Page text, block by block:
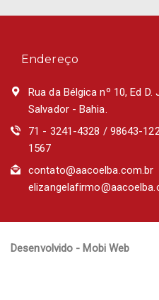
Endereço
Rua da Bélgica nº 10, Ed
Salvador - Bahia.
71 - 3241-4328 / 98643-
1567
contato@aacoelba.com.br
Desenvolvido - Mobi Web